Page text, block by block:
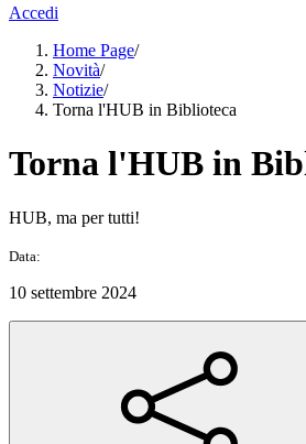
Accedi
Home Page/
Novità/
Notizie/
Torna l'HUB in Biblioteca
Torna l'HUB in
HUB, ma per tutti!
Data:
10 settembre 2024